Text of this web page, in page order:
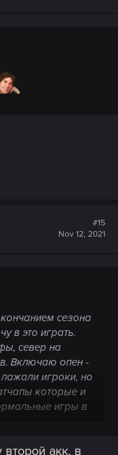
#15
Nov 12, 2021
сезона
в это играть.
север на
Включаю опен -
игроки, но
которые и
игры в
акк, в